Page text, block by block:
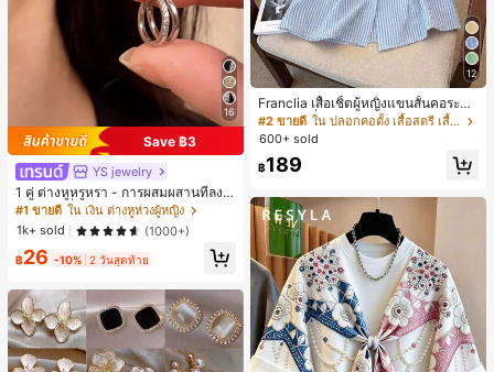
16
Save ฿3
YS jewelry
1 คู่ ต่างหูหรูหรา - การผสมผสานที่ลงตั
วของแฟชั่นและความซับซ้อน, ดีไซน์ส
องชั้น, เหมาะสำหรับสุภาพสตรีและนักเ
รียน, ต่างหูทองแดงฝังไมโคร
#1 ขายดี ใน เงิน ต่างหูห่วงผู้หญิง
1k+ sold
(1000+)
฿26 -10% 2 วันสุดท้าย
12
Franclia เสื้อเชิ้ตผู้หญิงแขนสั้นคอระบา
ยกระดุมเดี่ยวลายทาง
#2 ขายดี
ใน ปลอกคอตั้ง เสื้อสตรี เสื้อเบลาส์ & Tee
600+ sold
฿189